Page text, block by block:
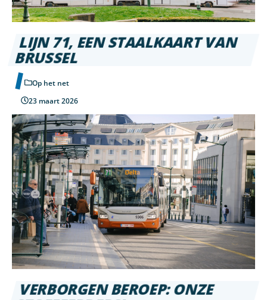
LIJN 71, EEN STAALKAART VAN
BRUSSEL
Op het net
23 maart 2026
VERBORGEN BEROEP: ONZE